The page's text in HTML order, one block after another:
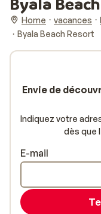
Home vacances
Byala Beach Resort
Envie de
Indiquez votre
dès que
E-mail